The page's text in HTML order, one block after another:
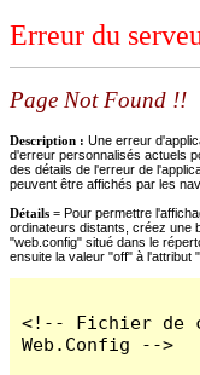
Erreur du
Page Not Found !!
Description : Une erreur
d'erreur personnalisés actuels
des détails de l'erreur de
peuvent être affichés par les
Détails = Pour permettre
ordinateurs distants, créez une
"web.config" situé dans le
ensuite la valeur "off" à l'attribut
<!-- Fichier de
Web.Config -->